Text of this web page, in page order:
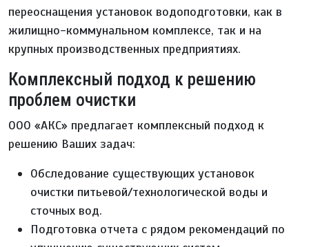
переоснащения установок водоподготовки, как в
жилищно-коммунальном комплексе, так и на
крупных производственных предприятиях.
Комплексный подход к решению
проблем очистки
ООО «АКС» предлагает комплексный подход к
решению Ваших задач:
Обследование существующих установок
очистки питьевой/технологической воды и
сточных вод.
Подготовка отчета с рядом рекомендаций по